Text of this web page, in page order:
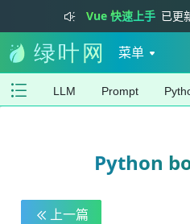
Vue 快速上手 已更
菜单
LLM Prompt
Python
上一篇